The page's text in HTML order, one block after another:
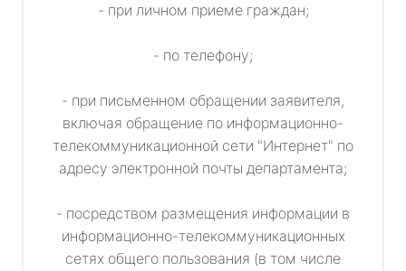
- при личном приеме граждан;
- по телефону;
- при письменном обращении заявителя,
включая обращение по информационно-
телекоммуникационной сети "Интернет" по
адресу электронной почты департамента;
- посредством размещения информации в
информационно-телекоммуникационных
сетях общего пользования (в том числе